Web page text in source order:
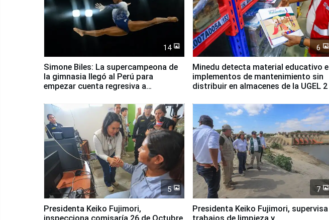
14
Simone Biles: La supercampeona de
la gimnasia llegó al Perú para
empezar cuenta regresiva a
6
Minedu detecta material educativo e
implementos de mantenimiento sin
distribuir en almacenes de la UGEL 2
5
Presidenta Keiko Fujimori,
7
Presidenta Keiko Fujimori, supervisa